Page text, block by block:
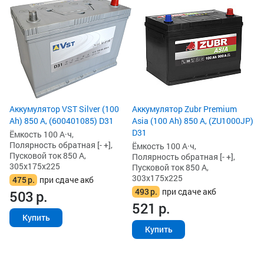
Аккумулятор VST Silver (100
Ah) 850 А, (600401085) D31
Ёмкость 100 А·ч,
Полярность обратная [- +],
Пусковой ток 850 А,
305x175x225
475р. при сдаче акб
503р.
Купить
Аккумулятор Zubr Premium
Asia (100 Ah) 850 А, (ZU1000JP)
D31
Ёмкость 100 А·ч,
Полярность обратная [- +],
Пусковой ток 850 А,
303x175x225
493р. при сдаче акб
521 р.
Купить